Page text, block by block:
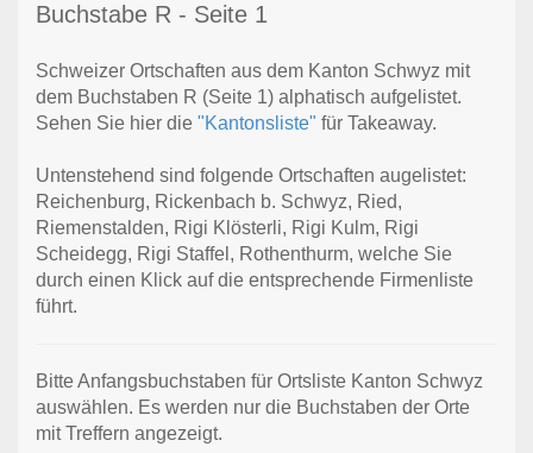
Buchstabe R - Seite 1
Schweizer Ortschaften aus dem Kanton Schwyz mit
dem Buchstaben R (Seite 1) alphatisch aufgelistet.
Sehen Sie hier die "Kantonsliste" für Takeaway.
Untenstehend sind folgende Ortschaften augelistet:
Reichenburg, Rickenbach b. Schwyz, Ried,
Riemenstalden, Rigi Klösterli, Rigi Kulm, Rigi
Scheidegg, Rigi Staffel, Rothenthurm, welche Sie
durch einen Klick auf die entsprechende Firmenliste
führt.
Bitte Anfangsbuchstaben für Ortsliste Kanton Schwyz
auswählen. Es werden nur die Buchstaben der Orte
mit Treffern angezeigt.